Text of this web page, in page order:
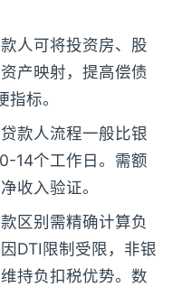
人可将投资房、股
产映射，提高偿债
标。
款人流程一般比银
14个工作日。需额
收入验证。
区别需精确计算负
DTI限制受限，非银
持负扣税优势。数